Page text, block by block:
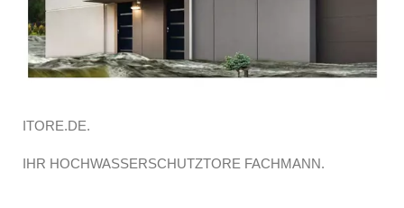
ITORE.DE.
IHR HOCHWASSERSCHUTZTORE FACHMANN.